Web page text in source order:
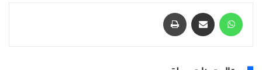
واتساب مشاركة عبر البريد